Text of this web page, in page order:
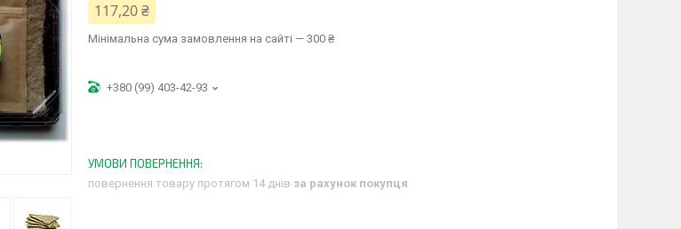
117,20 ₴
Мінімальна сума замовлення на сайті — 300 ₴
+380 (99) 403-42-93
повернення товару протягом 14 днів за рахунок покупця